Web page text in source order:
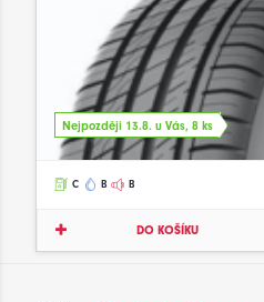
Nejpozději 13.8. u Vás, 8 ks
C B B
DO KOŠÍKU